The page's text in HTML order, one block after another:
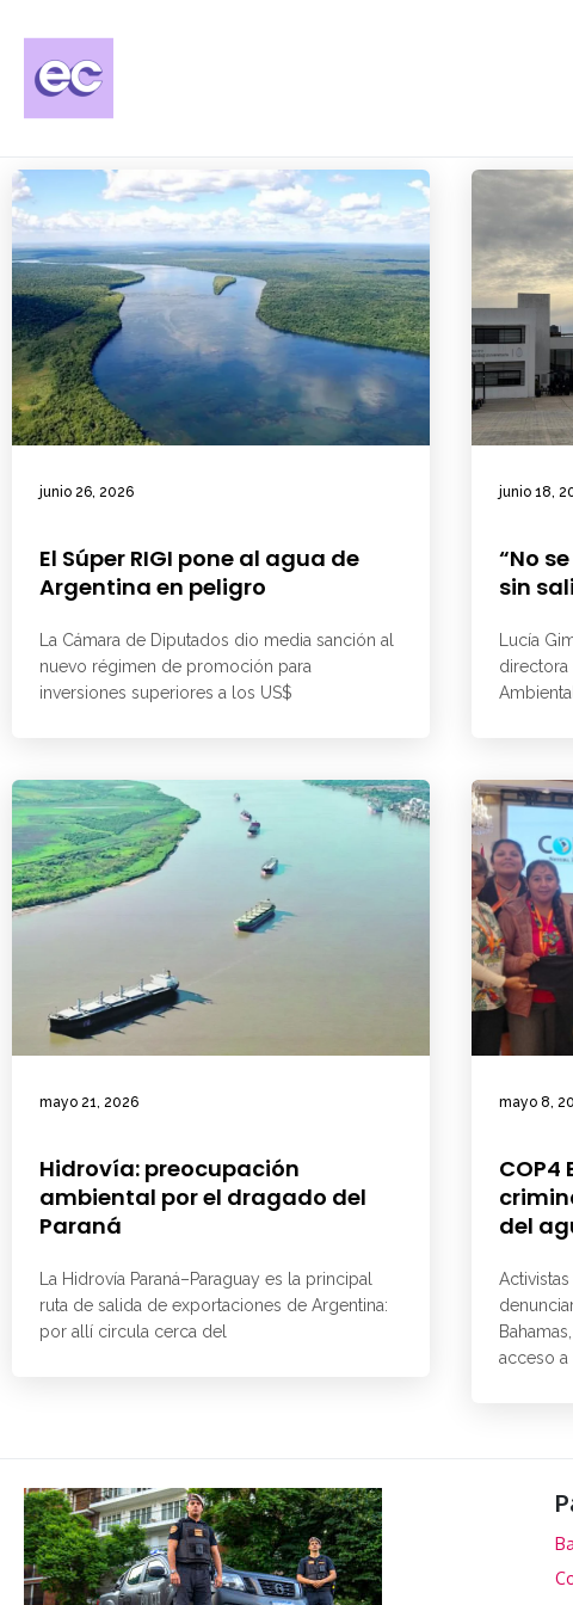
junio 26, 2026
El Súper RIGI pone al agua de
Argentina en peligro
La Cámara de Diputados dio media sanción al
nuevo régimen de promoción para
inversiones superiores a los US$
junio 18,
“No
sin
Lucía
directora
mayo 21, 2026
Hidrovía: preocupación
ambiental por el dragado del
Paraná
La Hidrovía Paraná–Paraguay es la principal
ruta de salida de exportaciones de Argentina:
por allí circula cerca del
mayo 8,
del
acceso a